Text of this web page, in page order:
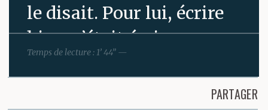
le disait. Pour lui, écrire
bien, c’était écrire
comme elle. A l’époque
Temps de lecture : 1’ 44” —
PARTAGER